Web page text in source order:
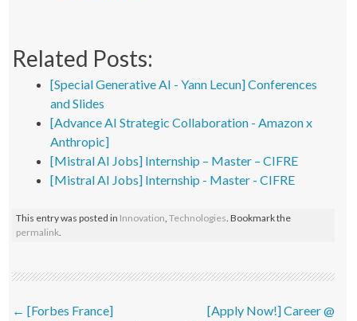
Related Posts:
[Special Generative AI - Yann Lecun] Conferences
and Slides
[Advance AI Strategic Collaboration - Amazon x
Anthropic]
[Mistral AI Jobs] Internship – Master – CIFRE
[Mistral AI Jobs] Internship - Master - CIFRE
This entry was posted in Innovation,Technologies. Bookmark the
permalink.
Post navigation
← [Forbes France]
[Apply Now!] Career @